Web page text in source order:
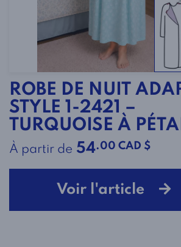
ROBE DE NUIT
STYLE 1-2421 –
TURQUOISE À
À partir de 54.00 CAD $
Voir l'article